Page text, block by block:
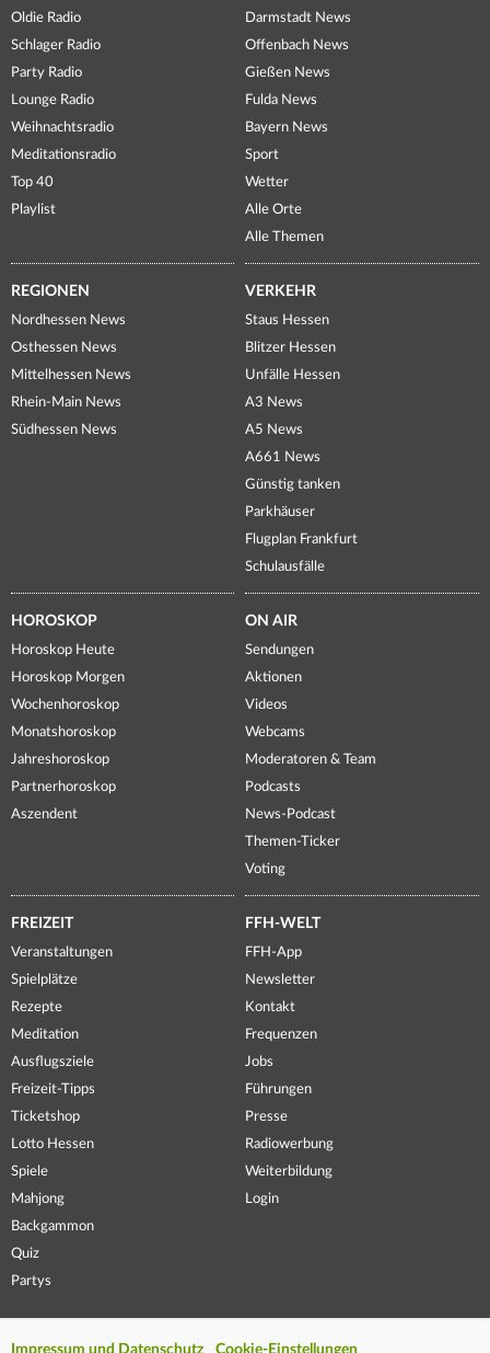
Oldie Radio
Schlager Radio
Party Radio
Lounge Radio
Weihnachtsradio
Meditationsradio
Top 40
Playlist
Darmstadt News
Offenbach News
Gießen News
Fulda News
Bayern News
Sport
Wetter
Alle Orte
Alle Themen
REGIONEN
Nordhessen News
Osthessen News
Mittelhessen News
Rhein-Main News
Südhessen News
VERKEHR
Staus Hessen
Blitzer Hessen
Unfälle Hessen
A3 News
A5 News
A661 News
Günstig tanken
Parkhäuser
Flugplan Frankfurt
Schulausfälle
HOROSKOP
Horoskop Heute
Horoskop Morgen
Wochenhoroskop
Monatshoroskop
Jahreshoroskop
Partnerhoroskop
Aszendent
ON AIR
Sendungen
Aktionen
Videos
Webcams
Moderatoren & Team
Podcasts
News-Podcast
Themen-Ticker
Voting
FREIZEIT
Veranstaltungen
Spielplätze
Rezepte
Meditation
Ausflugsziele
Freizeit-Tipps
Ticketshop
Lotto Hessen
Spiele
Mahjong
Backgammon
Quiz
Partys
FFH-WELT
FFH-App
Newsletter
Kontakt
Frequenzen
Jobs
Führungen
Presse
Radiowerbung
Weiterbildung
Login